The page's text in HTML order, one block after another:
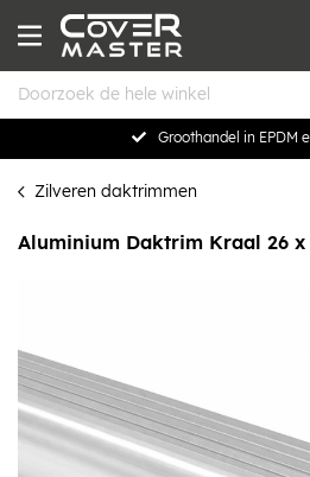
Groothandel in EPDM
Zilveren daktrimmen
Aluminium Daktrim Kraal 26 x